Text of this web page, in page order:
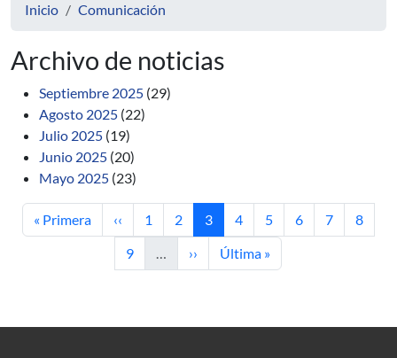
Inicio Comunicación
Archivo de noticias
Septiembre 2025 (29)
Agosto 2025 (22)
Julio 2025 (19)
Junio 2025 (20)
Mayo 2025 (23)
Primera página
« Primera Página anterior
‹‹ Página
1 Página
2 Página actual
3 Página
4 Página
5 Página
6 Página
7 Página
8
Página
9 … Siguiente página
›› Última página
Última »